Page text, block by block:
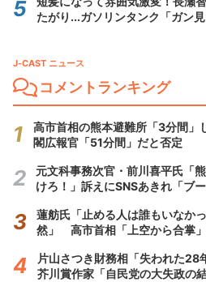
たがり...ガソリンタンク「ガン
J-CAST ニュース
コメントランキング
高市首相の熊本避難所「3分間
閣広報官「51分間」だと否定
元文科事務次官・前川喜平氏「
けろ！」訴えにSNSあきれ「ブー
蓮舫氏「止める人は誰もいなか
然」 高市首相「上空から合掌
片山さつき財務相「失われた
芥川賞作家「自民党の大失政の